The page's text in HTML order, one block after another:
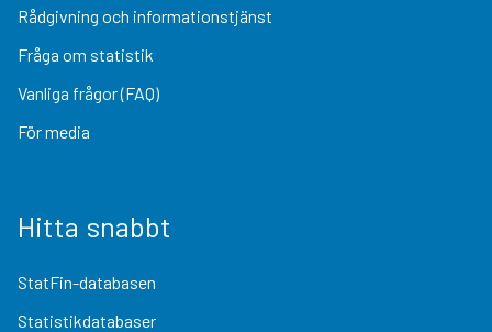
Rådgivning och informationstjänst
Fråga om statistik
Vanliga frågor (FAQ)
För media
Hitta snabbt
StatFin-databasen
Statistikdatabaser